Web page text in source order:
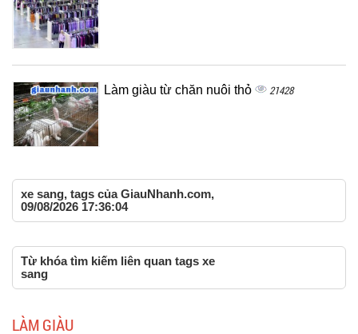
Làm giàu từ chăn nuôi thỏ 21428
xe sang, tags của GiauNhanh.com,
09/08/2026 17:36:04
Từ khóa tìm kiếm liên quan tags xe
sang
LÀM GIÀU